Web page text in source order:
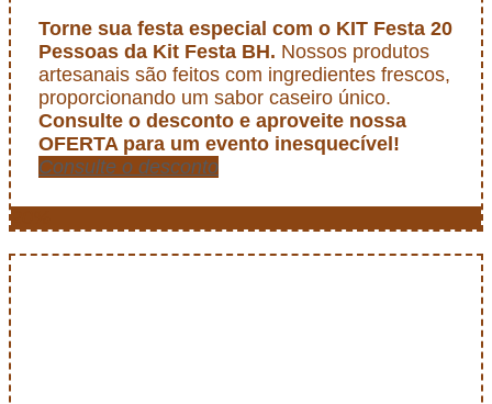
Torne sua festa especial com o KIT Festa 20
Pessoas da Kit Festa BH. Nossos produtos
artesanais são feitos com ingredientes frescos,
proporcionando um sabor caseiro único.
Consulte o desconto e aproveite nossa
OFERTA para um evento inesquecível!
Consulte o desconto